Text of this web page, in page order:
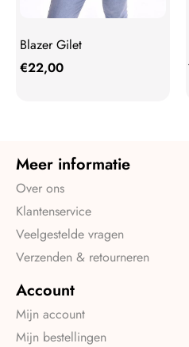
Blazer Gilet
€22,00
Meer informatie
Over ons
Klantenservice
Veelgestelde vragen
Verzenden & retourneren
Account
Mijn account
Mijn bestellingen